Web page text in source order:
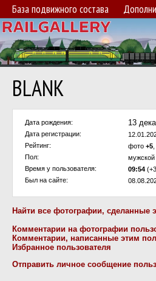
База подвижного состава
BLANK
Дата рождения: 13
Дата регистрации:
Рейтинг:
фото +5
Пол:
мужской
Время у пользователя:
09:54
Был на сайте:
Найти все фотографии, сделанные
Комментарии на фотографии
Комментарии, написанные этим
Избранное пользователя
Отправить личное сообщение